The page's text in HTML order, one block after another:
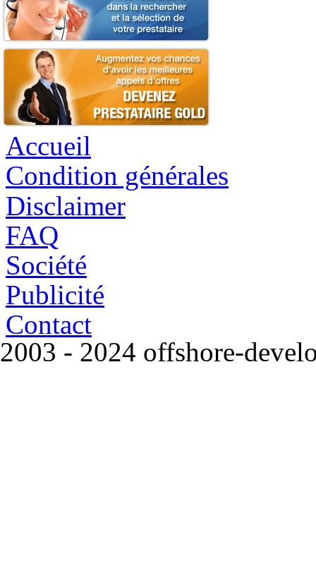
Accueil
Condition générales
Disclaimer
FAQ
Société
Publicité
Contact
2003 - 2024 offshore-